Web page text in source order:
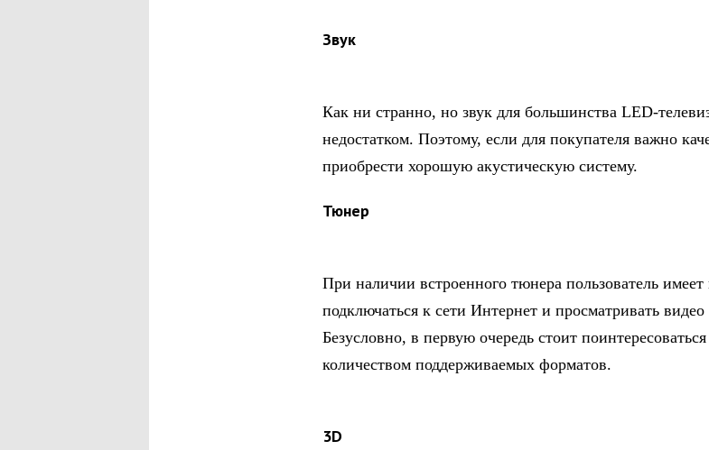
Звук
Как ни странно, но звук для большинства LED-
недостатком. Поэтому, если для покупателя важно
приобрести хорошую акустическую систему.
Тюнер
При наличии встроенного тюнера пользователь
подключаться к сети Интернет и просматривать
Безусловно, в первую очередь стоит
количеством поддерживаемых форматов.
3D